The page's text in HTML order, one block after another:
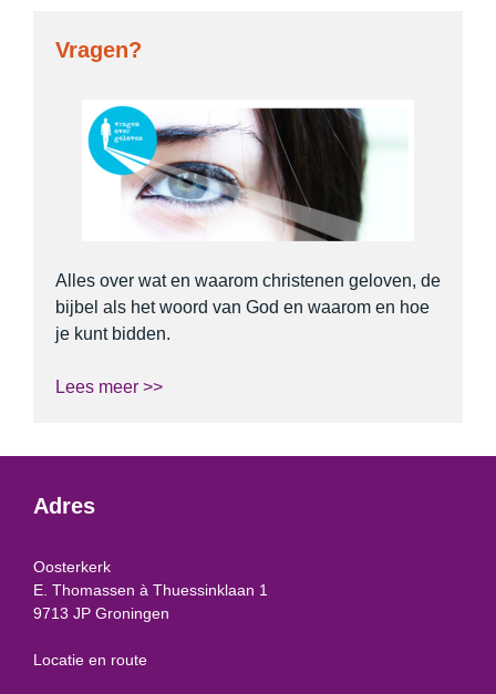
Vragen?
Alles over wat en waarom christenen geloven, de
bijbel als het woord van God en waarom en hoe
je kunt bidden.
Lees meer >>
Adres
Oosterkerk
E. Thomassen à Thuessinklaan 1
9713 JP Groningen
Locatie en route